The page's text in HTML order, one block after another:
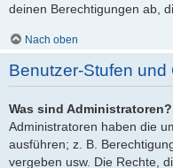
deinen Berechtigungen ab,
Nach oben
Benutzer-Stufen und
Was sind Administratoren?
Administratoren haben die
ausführen; z. B.
vergeben usw. Die Rechte,